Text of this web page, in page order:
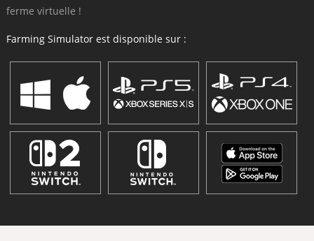
ferme virtuelle !
Farming Simulator est disponible sur :